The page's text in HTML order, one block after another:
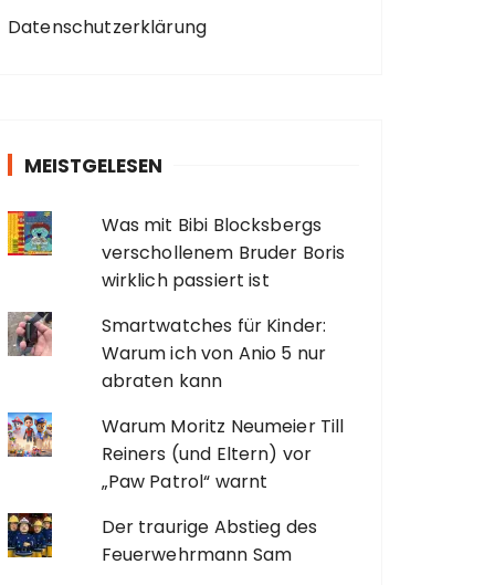
Datenschutzerklärung
MEISTGELESEN
Was mit Bibi Blocksbergs
verschollenem Bruder Boris
wirklich passiert ist
Smartwatches für Kinder:
Warum ich von Anio 5 nur
abraten kann
Warum Moritz Neumeier Till
Reiners (und Eltern) vor
„Paw Patrol“ warnt
Der traurige Abstieg des
Feuerwehrmann Sam